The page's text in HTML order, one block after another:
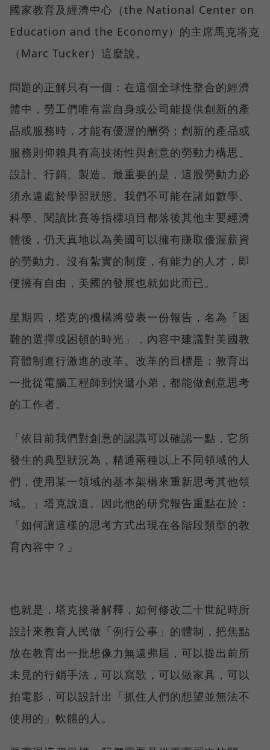
國家教育及經濟中心（the National Center on
Education and the Economy）的主席馬克塔克
（Marc Tucker）這麼說。
問題的正解只有一個：在這個全球性整合的經濟
體中，勞工們唯有當自身或公司能提供創新的產
品或服務時，才能有優渥的酬勞；創新的產品或
服務則仰賴具有高技術性與創意的勞動力構思、
設計、行銷、製造。最重要的是，這股勞動力必
須永遠處於學習狀態。我們不可能在諸如數學、
科學、閱讀比賽等指標項目都落後其他主要經濟
體後，仍天真地以為美國可以擁有賺取優渥薪資
的勞動力。沒有紮實的制度，有能力的人才，即
便擁有自由，美國的發展也就如此而已。
星期四，塔克的機構將發表一份報告，名為「困
難的選擇或困頓的時光」，內容中建議對美國教
育體制進行激進的改革。改革的目標是：教育出
一批從電腦工程師到快遞小弟，都能做創意思考
的工作者。
「依目前我們對創意的認識可以確認一點，它所
發生的典型狀況為，精通兩種以上不同領域的人
們，使用某一領域的基本架構來重新思考其他領
域。」塔克說道。因此他的研究報告重點在於：
「如何讓這樣的思考方式出現在各階段類型的教
育內容中？」
也就是，塔克接著解釋，如何修改二十世紀時所
設計來教育人民做「例行公事」的體制，把焦點
放在教育出一批想像力無遠弗屆，可以提出前所
未見的行銷手法，可以寫歌，可以做家具，可以
拍電影，可以設計出「抓住人們的想望並無法不
使用的」軟體的人。